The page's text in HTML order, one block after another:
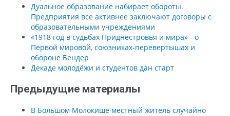
Дуальное образование набирает обороты.
Предприятия все активнее заключают договоры с
образовательными учреждениями
«1918 год в судьбах Приднестровья и мира» - о
Первой мировой, союзниках-перевертышах и
обороне Бендер
Декаде молодёжи и студентов дан старт
Предыдущие материалы
В Большом Молокише местный житель случайно